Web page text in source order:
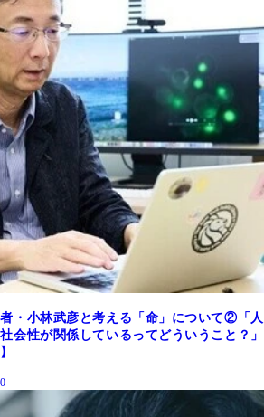
・小林武彦と考える「命」について②「人
会性が関係しているってどういうこと？」